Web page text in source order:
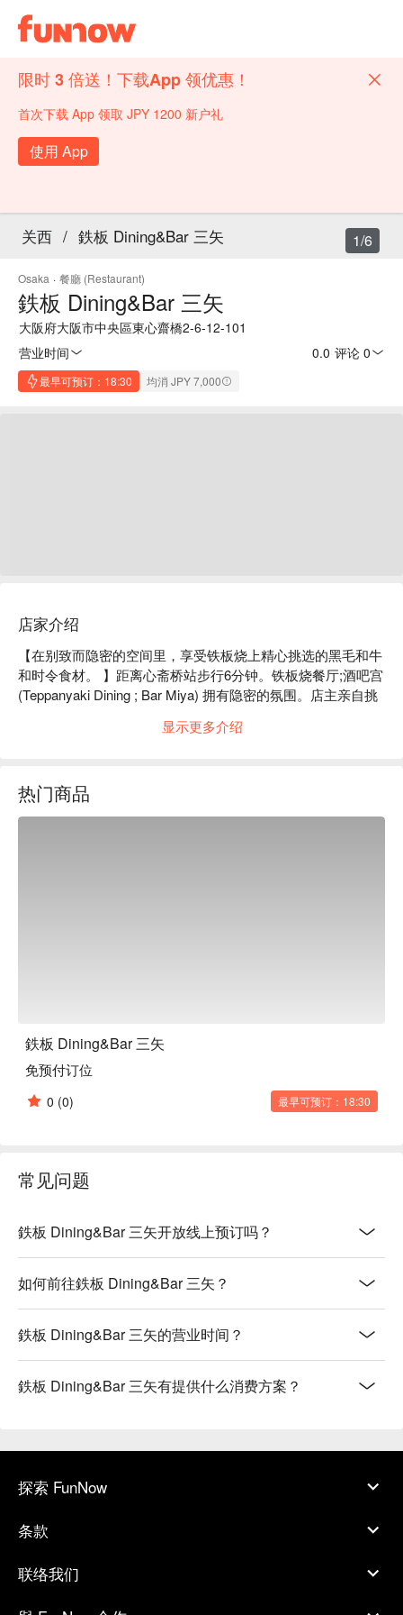
限时 3 倍送！下载App 领优惠！
首次下载 App 领取 JPY 1200 新户礼
使用 App
关西 / 鉄板 Dining&Bar 三矢
Osaka · 餐廳 (Restaurant)
鉄板 Dining&Bar 三矢
大阪府大阪市中央區東心齋橋2-6-12-101
营业时间
0.0 评论 0
最早可预订：18:30 均消 JPY 7,000
1/6
店家介绍
【在别致而隐密的空间里，享受铁板烧上精心挑选的黑毛和牛
和时令食材。 】距离心斋桥站步行6分钟。铁板烧餐厅;酒吧宫
(Teppanyaki Dining ; Bar Miya) 拥有隐密的氛围。店主亲自挑
用顶级铁板烧，专业的技艺将食材的美味淋漓尽致地展现出
提供价格合理的丰富菜单，这也是一大亮点。别致的店内设有
9个吧台座位。您可以尽情享受眼前铁板上烹调美食的刺激
显示更多介绍
热门商品
鉄板 Dining&Bar 三矢
免预付订位
0 (0) 最早可预订：18:30
常见问题
鉄板 Dining&Bar 三矢开放线上预订吗？
如何前往鉄板 Dining&Bar 三矢？
鉄板 Dining&Bar 三矢的营业时间？
鉄板 Dining&Bar 三矢有提供什么消费方案？
探索 FunNow
条款
联络我们